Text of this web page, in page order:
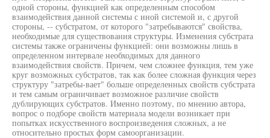
одной стороны, функцией как определенным способом
взаимодействия данной системы с иной системой и, с другой
стороны, -- субстратом, от которого "затребываются" свойства,
необходимые для существования структуры. Изменения субстрата
системы также ограничены функцией: они возможны лишь в
определенном интервале необходимых для данного
взаимодействия свойств. Причем, чем сложнее функция, тем уже
круг возможных субстратов, так как более сложная функция через
структуру "затребы-вает" больше определенных свойств субстрата
и тем самым ограничивает возможное различие свойств
дублирующих субстратов. Именно поэтому, по мнению автора,
вопрос о подборе свойств материала модели возникает при
попытках искусственного воспроизведения сложных, а не
относительно простых форм самоорганизации.